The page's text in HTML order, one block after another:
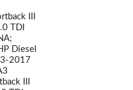
III
TDI
Diesel
2017
III